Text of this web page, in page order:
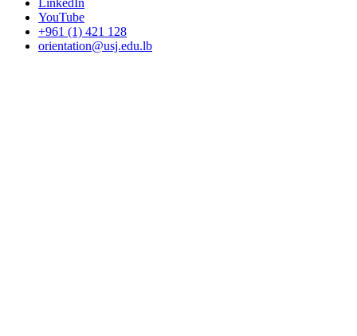
YouTube
+961 (1) 421 128
orientation@usj.edu.lb